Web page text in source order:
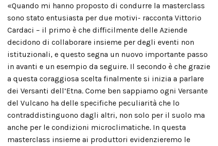
«Quando mi hanno proposto di condurre la masterclass
sono stato entusiasta per due motivi- racconta Vittorio
Cardaci – il primo è che difficilmente delle Aziende
decidono di collaborare insieme per degli eventi non
istituzionali, e questo segna un nuovo importante passo
in avanti e un esempio da seguire. Il secondo è che grazie
a questa coraggiosa scelta finalmente si inizia a parlare
dei Versanti dell’Etna. Come ben sappiamo ogni Versante
del Vulcano ha delle specifiche peculiarità che lo
contraddistinguono dagli altri, non solo per il suolo ma
anche per le condizioni microclimatiche. In questa
masterclass insieme ai produttori evidenzieremo le